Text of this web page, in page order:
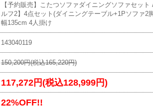
【予約販売】こたつソファダイニングソファセット
ルフ2】4点セット(ダイニングテーブル+1Pソファ2
幅135cm 4人掛け
143040119
150,200円(税込165,220円)
117,272円(税込128,999円)
22%OFF!!